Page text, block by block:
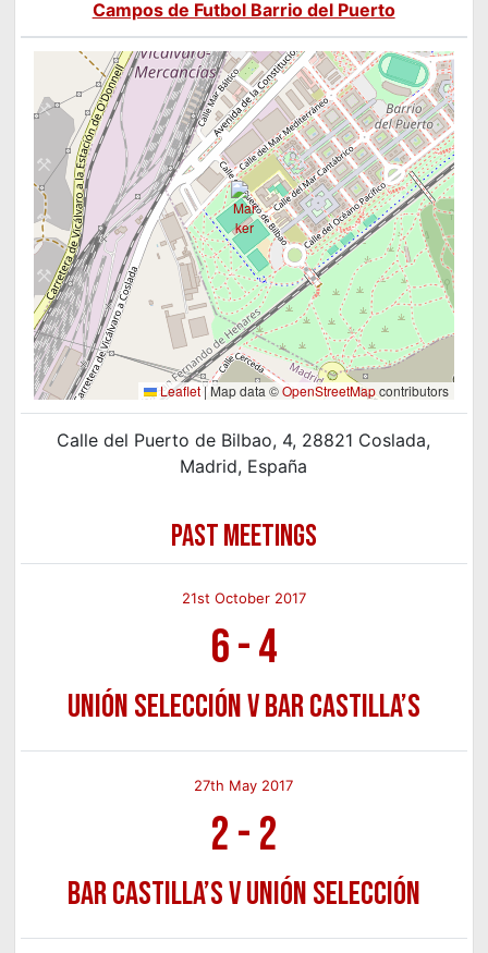
Campos de Futbol Barrio del Puerto
Leaflet|Map data ©OpenStreetMapcontributors
Calle del Puerto de Bilbao, 4, 28821 Coslada,
Madrid, España
PAST MEETINGS
21st October 2017
6-4
Unión Selección v Bar Castilla’s
27th May 2017
2-2
Bar Castilla’s v Unión Selección